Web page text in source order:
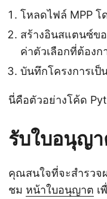
โหลดไฟล์ MPP โ
สร้างอินสแตนซ์ข
ค่าตัวเลือกที่ต้องก
บันทึกโครงการเป็
นี่คือตัวอย่างโค้ด
รับใบอนุญ
คุณสนใจที่จะสำรวจ
ชม หน้าใบอนุญาต เ